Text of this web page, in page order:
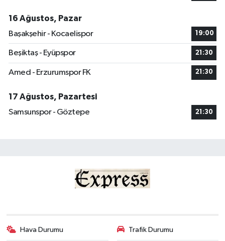
16 Ağustos, Pazar
Başakşehir - Kocaelispor
19:00
Beşiktaş - Eyüpspor 21:30
Amed - Erzurumspor FK 21:30
17 Ağustos, Pazartesi
Samsunspor - Göztepe
21:30
Hava Durumu Trafik Durumu